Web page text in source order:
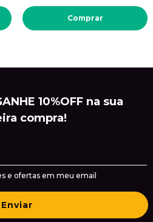
Comprar
10%OFF na sua
compra!
e ofertas em meu email
Enviar